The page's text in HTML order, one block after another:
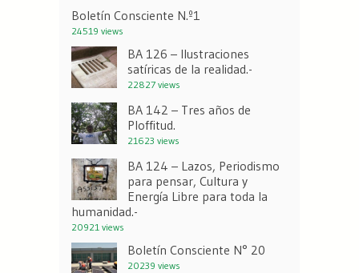
Boletín Consciente N.º1
24519 views
BA 126 – Ilustraciones
satíricas de la realidad.-
22827 views
BA 142 – Tres años de
Ploffitud.
21623 views
BA 124 – Lazos, Periodismo
para pensar, Cultura y
Energía Libre para toda la
humanidad.-
20921 views
Boletín Consciente N° 20
20239 views